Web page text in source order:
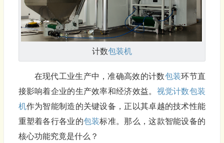
计数包装机
在现代工业生产中，准确高效的计数包装环节直
接影响着企业的生产效率和经济效益。 视觉计数包装
机作为智能制造的关键设备，正以其卓越的技术性能
重塑着各行各业的包装标准。那么，这款智能设备的
核心功能究竟是什么？